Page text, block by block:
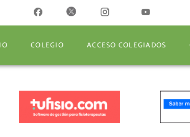
COLEGIO ACCESO COLEGIADOS
COLEGIO ACCESO COLEGIADOS